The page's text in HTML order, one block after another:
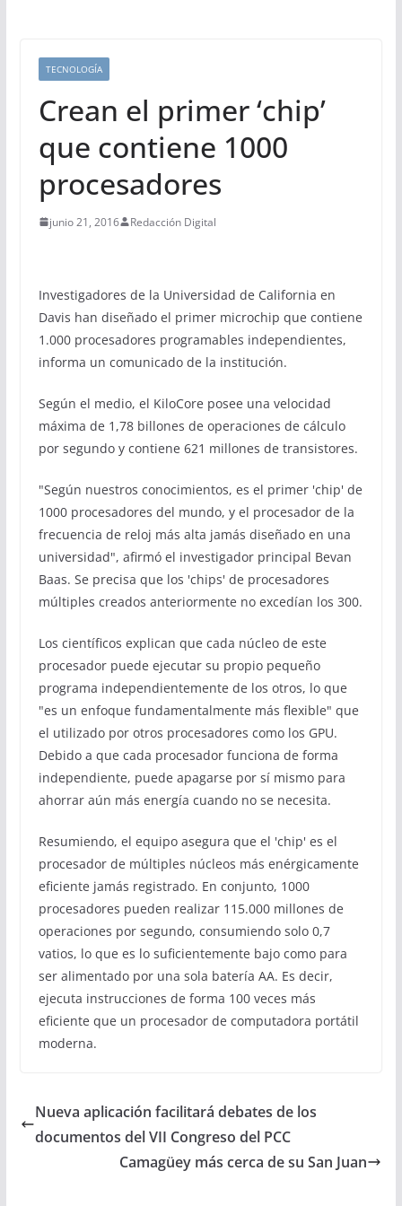
TECNOLOGÍA
Crean el primer ‘chip’
que contiene 1000
procesadores
junio 21, 2016 Redacción Digital
Investigadores de la Universidad de California en
Davis han diseñado el primer microchip que contiene
1.000 procesadores programables independientes,
informa un comunicado de la institución.
Según el medio, el KiloCore posee una velocidad
máxima de 1,78 billones de operaciones de cálculo
por segundo y contiene 621 millones de transistores.
"Según nuestros conocimientos, es el primer 'chip' de
1000 procesadores del mundo, y el procesador de la
frecuencia de reloj más alta jamás diseñado en una
universidad", afirmó el investigador principal Bevan
Baas. Se precisa que los 'chips' de procesadores
múltiples creados anteriormente no excedían los 300.
Los científicos explican que cada núcleo de este
procesador puede ejecutar su propio pequeño
programa independientemente de los otros, lo que
"es un enfoque fundamentalmente más flexible" que
el utilizado por otros procesadores como los GPU.
Debido a que cada procesador funciona de forma
independiente, puede apagarse por sí mismo para
ahorrar aún más energía cuando no se necesita.
Resumiendo, el equipo asegura que el 'chip' es el
procesador de múltiples núcleos más enérgicamente
eficiente jamás registrado. En conjunto, 1000
procesadores pueden realizar 115.000 millones de
operaciones por segundo, consumiendo solo 0,7
vatios, lo que es lo suficientemente bajo como para
ser alimentado por una sola batería AA. Es decir,
ejecuta instrucciones de forma 100 veces más
eficiente que un procesador de computadora portátil
moderna.
Nueva aplicación facilitará debates de los
documentos del VII Congreso del PCC
Camagüey más cerca de su San Juan